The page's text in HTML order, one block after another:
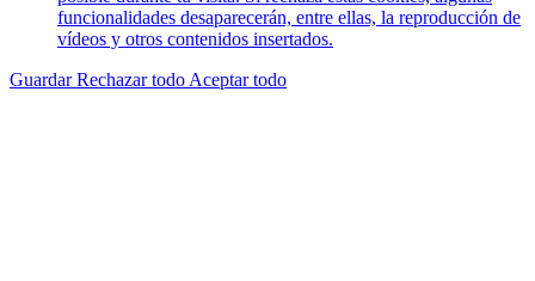
funcionalidades desaparecerán, entre ellas, la reproducción de
vídeos y otros contenidos insertados.
GuardarRechazar todo Aceptar todo